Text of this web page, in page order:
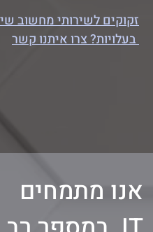
בעלויות? צרו איתנו קשר
אנו מתמחים